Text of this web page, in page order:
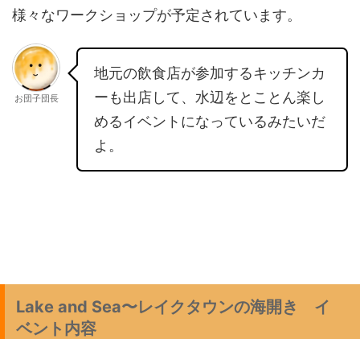
様々なワークショップが予定されています。
お団子団長
地元の飲食店が参加するキッチンカ
ーも出店して、水辺をとことん楽し
めるイベントになっているみたいだ
よ。
Lake and Sea〜レイクタウンの海開き イ
ベント内容